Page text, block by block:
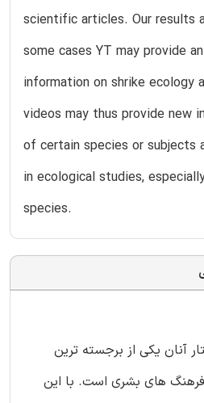
scientific articles. Our results
some cases YT may provide
information on shrike ecology
videos may thus provide new
of certain species or subjects
in ecological studies,
species.
آنان یکی از برجسته ترین
فرهنگ های بشری است. با این